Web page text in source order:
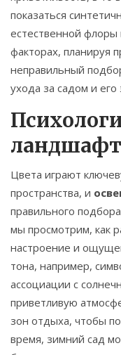
показаться
естественной
факторах, планируя
неправильный
ухода за садом и
Цвета играют
пространства, и
правильного
мы просмотрим, как
настроение и
тона, например,
ассоциации с
приветливую
зон отдыха, чтобы
время, зимний сад